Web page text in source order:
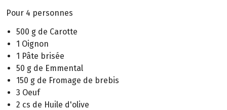
Pour 4 personnes
500 g de Carotte
1 Oignon
1 Pâte brisée
50 g de Emmental
150 g de Fromage de brebis
3 Oeuf
2 cs de Huile d'olive